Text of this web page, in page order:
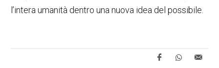
l’intera umanità dentro una nuova idea del possibile.